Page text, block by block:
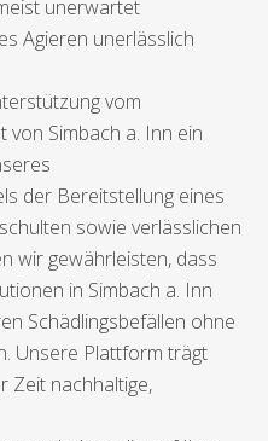
unerwartet
Agieren unerlässlich
vom
von Simbach a. Inn ein
der Bereitstellung eines
sowie verlässlichen
wir gewährleisten, dass
in Simbach a. Inn
Schädlingsbefällen ohne
Unsere Plattform trägt
Zeit nachhaltige,